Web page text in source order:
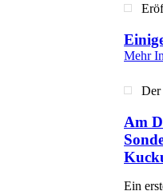
Mehr
Der
Am
Ein